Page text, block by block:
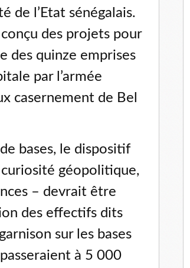
de l’Etat sénégalais.
des projets pour
des quinze emprises
par l’armée
casernement de Bel
bases, le dispositif
géopolitique,
– devrait être
des effectifs dits
sur les bases
à 5 000